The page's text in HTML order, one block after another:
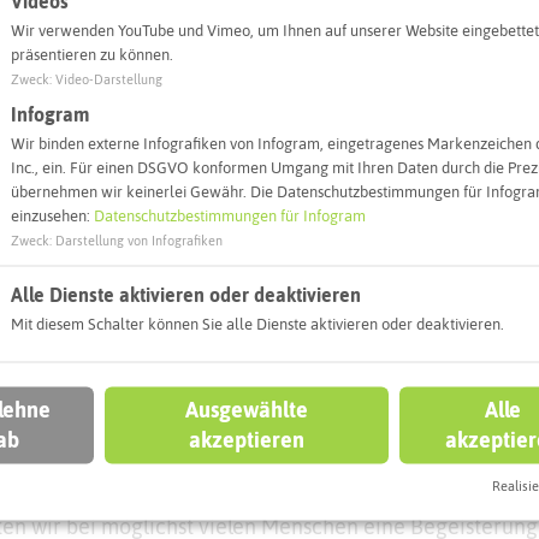
Auswertungen ein.
die über eine automatische
mitmachen. Benötigt wird hierfür
und ein Nutzeraccount. Die künstliche Intelligenz,
dazu. Sie erkennt bereits jetzt zahlreiche
Wanzen, Libellen und viele mehr. Wer sich gut
kann auch die Apps ObsMapp und iObs
oder direkt die Webseite Observation.org
Anschluss durch Fachleute validiert, so dass am Ende
Ansprüchen genügt.
bestimmbar ist, egal ob Einzeller, Pilz, Pflanze oder
für die Natur und der Wunsch, über zahlreiche
zu können, die letztlich dem Naturschutz dienen“,
LWL-Museums für Naturkunde, der half den
wir bei möglichst vielen Menschen eine
Wir verwenden YouTube und Vimeo, um Ihnen auf unserer Website
präsentieren zu können.
Zweck: Video-Darstellung
Infogram
Wir binden externe Infografiken von Infogram, eingetragenes Markenzeichen
Inc., ein. Für einen DSGVO konformen Umgang mit Ihren Daten durch die
übernehmen wir keinerlei Gewähr. Die Datenschutzbestimmungen für
einzusehen: Datenschutzbestimmungen für Infogram
Zweck: Darstellung von Infografiken
Alle Dienste aktivieren oder deaktivieren
Mit diesem Schalter können Sie alle Dienste aktivieren oder deaktivieren.
Ausgewählte
akzeptieren
Alle